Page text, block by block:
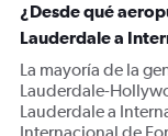
¿Desde qué
Lauderdale a
La mayoría de la
Lauderdale-
Lauderdale a